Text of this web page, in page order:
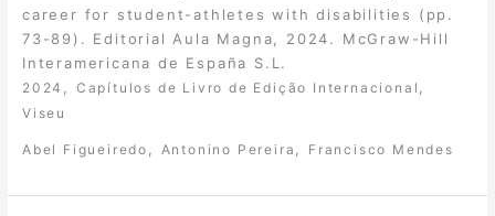
career for student-athletes with disabilities (pp.
73-89). Editorial Aula Magna, 2024. McGraw-Hill
Interamericana de España S.L.
2024 Capítulos de Livro de Edição Internacional
Viseu
Abel Figueiredo Antonino Pereira Francisco Mendes